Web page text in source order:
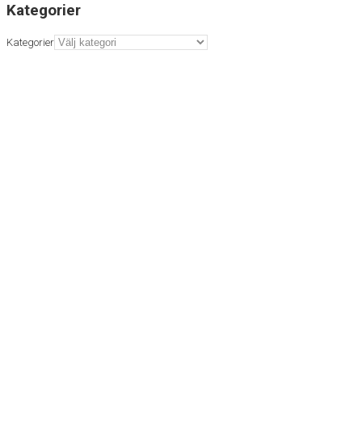
Kategorier
Kategorier